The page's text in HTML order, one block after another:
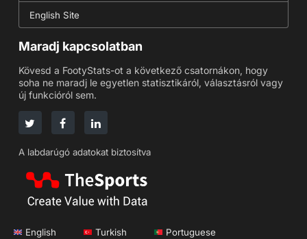
English Site
Maradj kapcsolatban
Kövesd a FootyStats-ot a következő csatornákon, hogy
soha ne maradj le egyetlen statisztikáról, választásról vagy
új funkcióról sem.
A labdarúgó adatokat biztosítva
English Turkish Portuguese